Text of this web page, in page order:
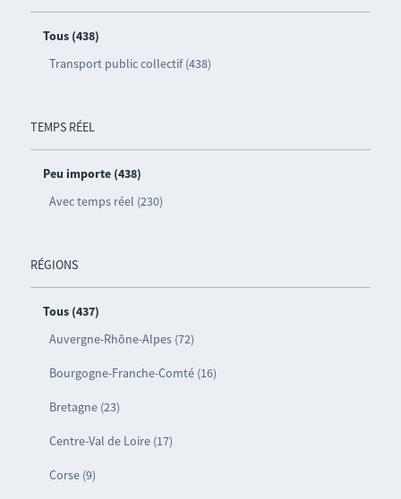
Tous (438)
Transport public collectif (438)
TEMPS RÉEL
Peu importe (438)
Avec temps réel (230)
RÉGIONS
Tous (437)
Auvergne-Rhône-Alpes (72)
Bourgogne-Franche-Comté (16)
Bretagne (23)
Centre-Val de Loire (17)
Corse (9)